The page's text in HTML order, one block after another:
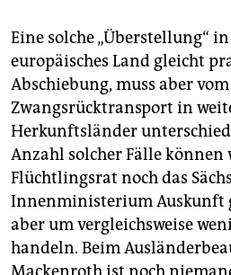
Eine solche „Überstellung“
europäisches Land gleicht
Abschiebung, muss aber vom
Zwangsrücktransport in
Herkunftsländer
Anzahl solcher Fälle können
Flüchtlingsrat noch das
Innenministerium Auskunft
aber um vergleichsweise
handeln. Beim